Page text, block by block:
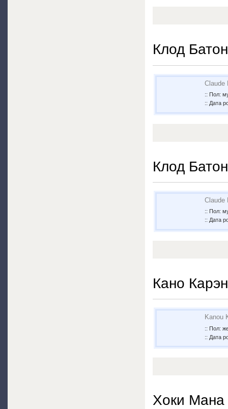
Клод Батон
Claude
:: Пол:
:: Дата
Клод Батон
Claude
:: Пол:
:: Дата
Кано Карэн
Kanou
:: Пол:
:: Дата
Хоки Мана